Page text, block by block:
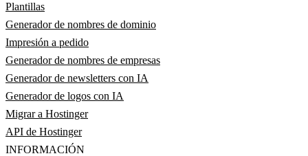
Plantillas
Generador de nombres de dominio
Impresión a pedido
Generador de nombres de empresas
Generador de newsletters con IA
Generador de logos con IA
Migrar a Hostinger
API de Hostinger
INFORMACIÓN